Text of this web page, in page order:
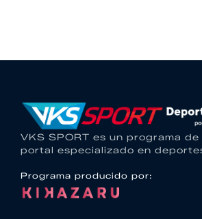
VKS SPORT es un programa
portal especializado en
Programa producido por: